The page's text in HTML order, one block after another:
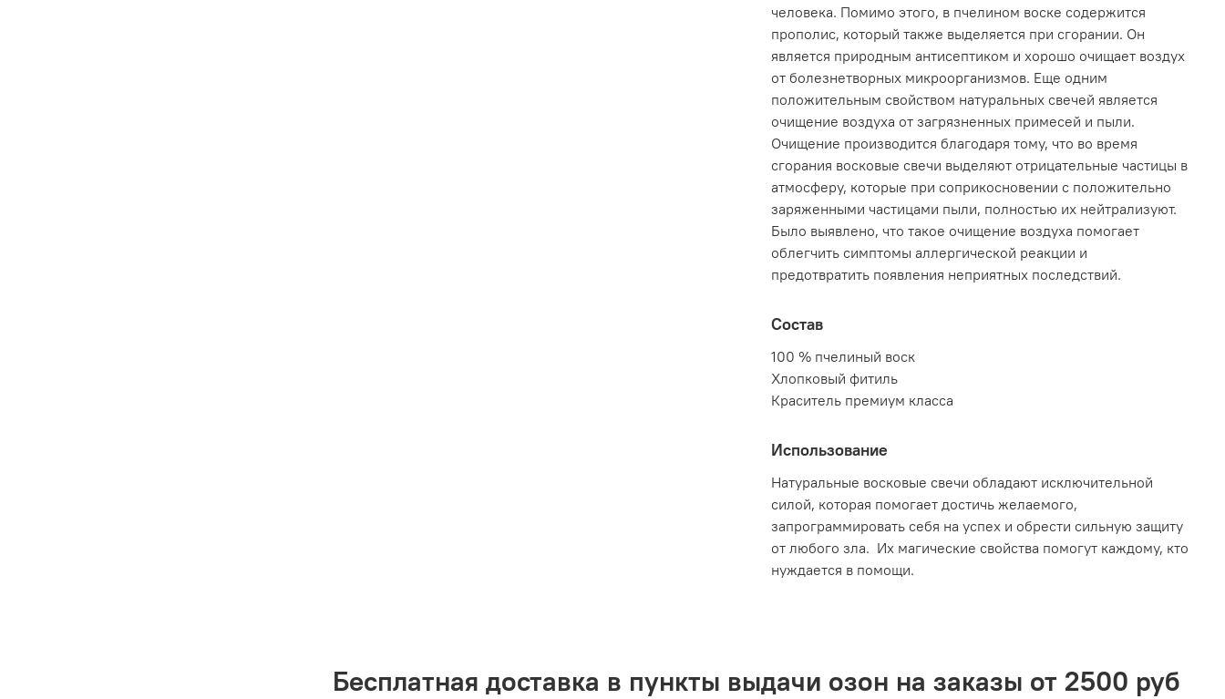
человека. Помимо этого, в пчелином воске содержится
прополис, который также выделяется при сгорании. Он
является природным антисептиком и хорошо очищает воздух
от болезнетворных микроорганизмов. Еще одним
положительным свойством натуральных свечей является
очищение воздуха от загрязненных примесей и пыли.
Очищение производится благодаря тому, что во время
сгорания восковые свечи выделяют отрицательные частицы в
атмосферу, которые при соприкосновении с положительно
заряженными частицами пыли, полностью их нейтрализуют.
Было выявлено, что такое очищение воздуха помогает
облегчить симптомы аллергической реакции и
предотвратить появления неприятных последствий.
Состав
100 % пчелиный воск
Хлопковый фитиль
Краситель премиум класса
Использование
Натуральные восковые свечи обладают исключительной
силой, которая помогает достичь желаемого,
запрограммировать себя на успех и обрести сильную защиту
от любого зла. Их магические свойства помогут каждому, кто
нуждается в помощи.
Бесплатная доставка в пункты выдачи озон на заказы от 2500 руб